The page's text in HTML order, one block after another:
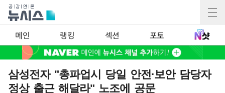
메인 랭킹 섹션 포토
삼성전자 "총파업시 당일 안전·보안 담당자
정상 출근 해달라" 노조에 공문